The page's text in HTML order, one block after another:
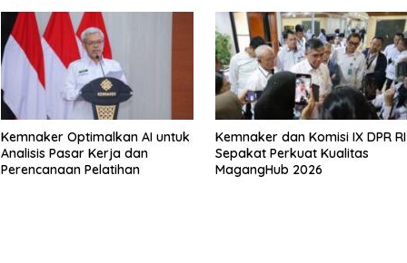
Kemnaker Optimalkan AI untuk
Analisis Pasar Kerja dan
Perencanaan Pelatihan
Kemnaker dan Komisi IX DPR RI
Sepakat Perkuat Kualitas
MagangHub 2026